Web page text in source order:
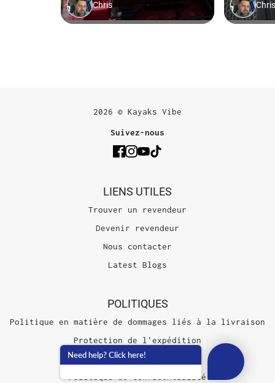
2026 © Kayaks Vibe
Suivez-nous
LIENS UTILES
Trouver un revendeur
Devenir revendeur
Nous contacter
Latest Blogs
POLITIQUES
Politique en matière de dommages liés à la livraison
Protection de l'expédition
Conditions d'utilisation
Politique de confidentialité
Need help? Click here!